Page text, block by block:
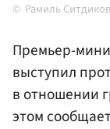
Рамиль
Премьер-
выступил
в отношении
этом